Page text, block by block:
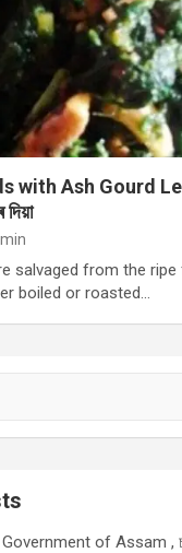
Ash Gourd
salvaged from the ripe
boiled or roasted…
of Assam ,